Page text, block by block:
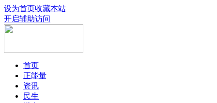
设为首页收藏本站
开启辅助访问
首页
正能量
资讯
民生